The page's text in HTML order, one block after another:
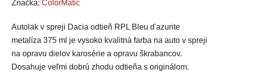
hodnotenie
je
0,0
z
5
Značka: ColorMatic
Autolak v spreji Dacia odtieň RPL Bleu d'azurite
metalíza 375 ml je vysoko kvalitná farba na auto v spreji
na opravu dielov karosérie a opravu škrabancov.
Dosahuje veľmi dobrú zhodu odtieňa s originálom.